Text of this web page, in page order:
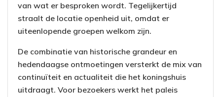
van wat er besproken wordt. Tegelijkertijd
straalt de locatie openheid uit, omdat er
uiteenlopende groepen welkom zijn.
De combinatie van historische grandeur en
hedendaagse ontmoetingen versterkt de mix van
continuïteit en actualiteit die het koningshuis
uitdraagt. Voor bezoekers werkt het paleis